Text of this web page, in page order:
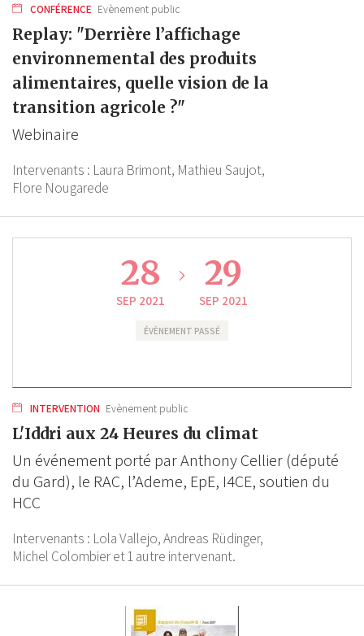
CONFÉRENCE Evènement public
Replay: "Derrière l’affichage
environnemental des produits
alimentaires, quelle vision de la
transition agricole ?"
Webinaire
Intervenants : Laura Brimont, Mathieu Saujot,
Flore Nougarede
28
SEP 2021
29
SEP 2021
ÉVÈNEMENT PASSÉ
INTERVENTION Evènement public
L'Iddri aux 24 Heures du climat
Un événement porté par Anthony Cellier (député
du Gard), le RAC, l’Ademe, EpE, I4CE, soutien du
HCC
Intervenants : Lola Vallejo,Andreas Rüdinger,
Michel Colombieret 1 autre intervenant.